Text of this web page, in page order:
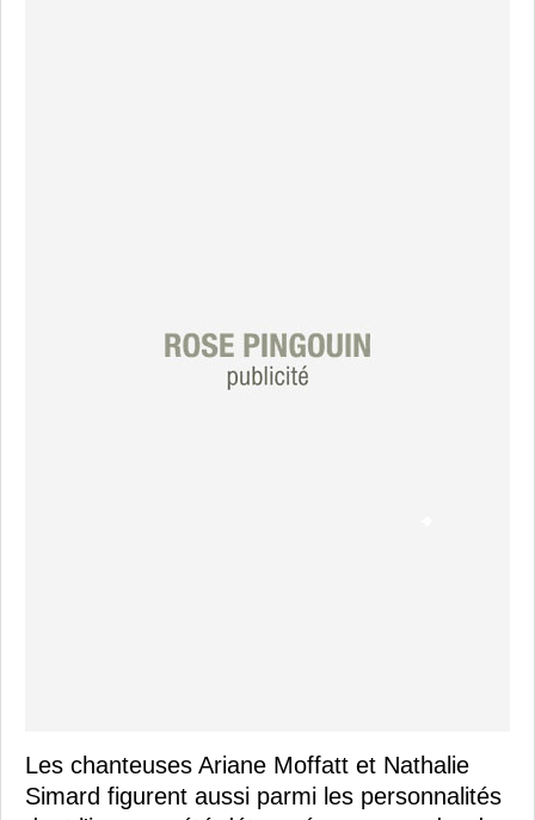
Les chanteuses Ariane Moffatt et Nathalie
Simard figurent aussi parmi les personnalités